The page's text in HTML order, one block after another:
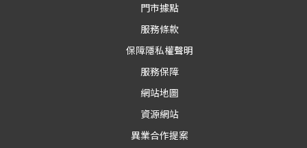
門市據點
服務條款
保障隱私權聲明
服務保障
網站地圖
資源網站
異業合作提案